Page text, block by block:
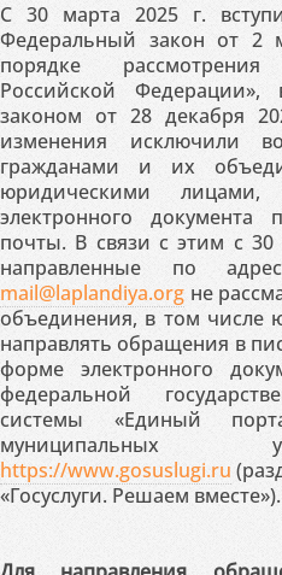
С 30 марта 2025 г.
Федеральный закон от
порядке
Российской Федерации»,
законом от 28 декабря
изменения исключили
гражданами и их
юридическими
электронного документа
почты. В связи с этим с
направленные по
mail@laplandiya.org не
объединения, в том числе
направлять обращения в
форме электронного
федеральной
системы «Единый
муниципальных
https://www.gosuslugi.ru
«Госуслуги. Решаем вместе»).